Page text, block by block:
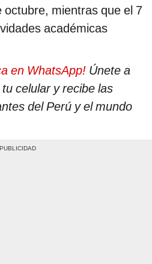
octubre, mientras que el 7
académicas
en WhatsApp! Únete a
celular y recibe las
del Perú y el mundo